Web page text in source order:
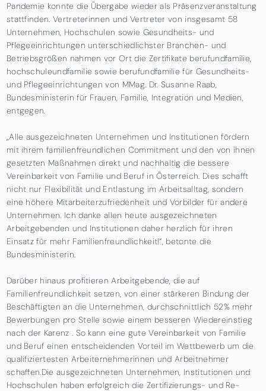
Pandemie konnte die Übergabe wieder als Präsenzveranstaltung
stattfinden. Vertreterinnen und Vertreter von insgesamt 58
Unternehmen, Hochschulen sowie Gesundheits- und
Pflegeeinrichtungen unterschiedlichster Branchen- und
Betriebsgrößen nahmen vor Ort die Zertifikate berufundfamilie,
hochschuleundfamilie sowie berufundfamilie für Gesundheits-
und Pflegeeinrichtungen von MMag. Dr. Susanne Raab,
Bundesministerin für Frauen, Familie, Integration und Medien,
entgegen.
„Alle ausgezeichneten Unternehmen und Institutionen fördern
mit ihrem familienfreundlichen Commitment und den von ihnen
gesetzten Maßnahmen direkt und nachhaltig die bessere
Vereinbarkeit von Familie und Beruf in Österreich. Dies schafft
nicht nur Flexibilität und Entlastung im Arbeitsalltag, sondern
eine höhere Mitarbeiterzufriedenheit und Vorbilder für andere
Unternehmen. Ich danke allen heute ausgezeichneten
Arbeitgebenden und Institutionen daher herzlich für ihren
Einsatz für mehr Familienfreundlichkeit!“, betonte die
Bundesministerin.
Darüber hinaus profitieren Arbeitgebende, die auf
Familienfreundlichkeit setzen, von einer stärkeren Bindung der
Beschäftigten an die Unternehmen, durchschnittlich 52% mehr
Bewerbungen pro Stelle sowie einem besseren Wiedereinstieg
nach der Karenz . So kann eine gute Vereinbarkeit von Familie
und Beruf einen entscheidenden Vorteil im Wettbewerb um die
qualifiziertesten Arbeiternehmerinnen und Arbeitnehmer
schaffen.Die ausgezeichneten Unternehmen, Institutionen und
Hochschulen haben erfolgreich die Zertifizierungs- und Re-